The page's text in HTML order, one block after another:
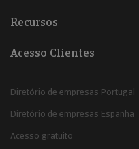
Recursos
Acesso Clientes
Diretório de empresas Portugal
Diretório de empresas Espanha
Acesso gratuito